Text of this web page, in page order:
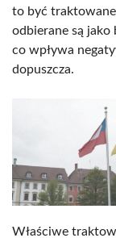
to być traktowane
odbierane są jako
co wpływa
dopuszcza.
Właściwe